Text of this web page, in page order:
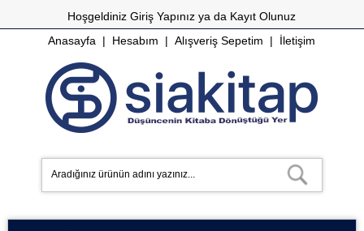
HoşgeldinizGiriş Yapınız ya da Kayıt Olunuz
Anasayfa | Hesabım |Alışveriş Sepetim | İletişim